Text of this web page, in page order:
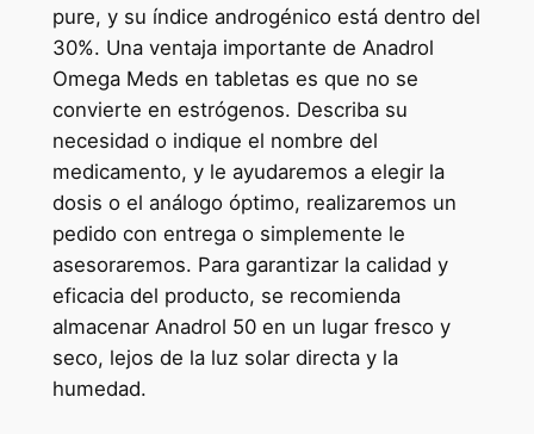
pure, y su índice androgénico está dentro del
30%. Una ventaja importante de Anadrol
Omega Meds en tabletas es que no se
convierte en estrógenos. Describa su
necesidad o indique el nombre del
medicamento, y le ayudaremos a elegir la
dosis o el análogo óptimo, realizaremos un
pedido con entrega o simplemente le
asesoraremos. Para garantizar la calidad y
eficacia del producto, se recomienda
almacenar Anadrol 50 en un lugar fresco y
seco, lejos de la luz solar directa y la
humedad.